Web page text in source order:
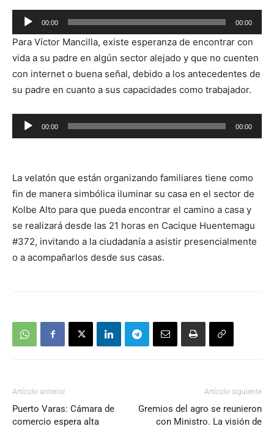
Reproductor
de
audio
00:00 00:00
Para Víctor Mancilla, existe esperanza de encontrar con
vida a su padre en algún sector alejado y que no cuenten
con internet o buena señal, debido a los antecedentes de
su padre en cuanto a sus capacidades como trabajador.
Reproductor
de
00:00 00:00
La velatón que están organizando familiares tiene como
fin de manera simbólica iluminar su casa en el sector de
Kolbe Alto para que pueda encontrar el camino a casa y
se realizará desde las 21 horas en Cacique Huentemagu
#372, invitando a la ciudadanía a asistir presencialmente
o a acompañarlos desde sus casas.
Artículo anterior
Puerto Varas: Cámara de
comercio espera alta
Artículo siguiente
Gremios del agro se reunieron
con Ministro. La visión de